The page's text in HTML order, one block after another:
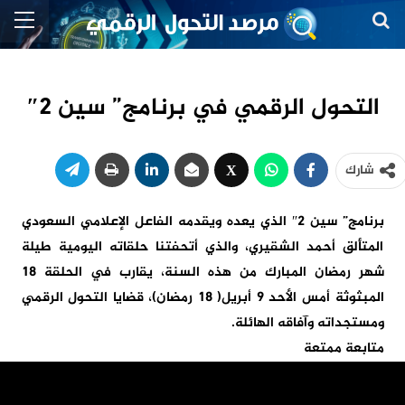
التحول الرقمي في برنامج” سين 2″
شارك
برنامج” سين 2″ الذي يعده ويقدمه الفاعل الإعلامي السعودي
المتألق أحمد الشقيري، والذي أتحفتنا حلقاته اليومية طيلة
شهر رمضان المبارك من هذه السنة، يقارب في الحلقة 18
المبثوثة أمس الأحد 9 أبريل( 18 رمضان)، قضايا التحول الرقمي
ومستجداته وآفاقه الهائلة.
متابعة ممتعة